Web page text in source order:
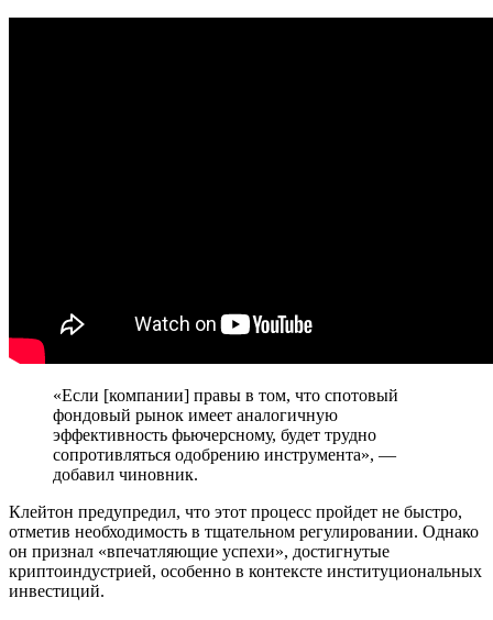
«Если [компании] правы в том, что спотовый
фондовый рынок имеет аналогичную
эффективность фьючерсному, будет трудно
сопротивляться одобрению инструмента», —
добавил чиновник.
Клейтон предупредил, что этот процесс пройдет не быстро,
отметив необходимость в тщательном регулировании. Однако
он признал «впечатляющие успехи», достигнутые
криптоиндустрией, особенно в контексте институциональных
инвестиций.